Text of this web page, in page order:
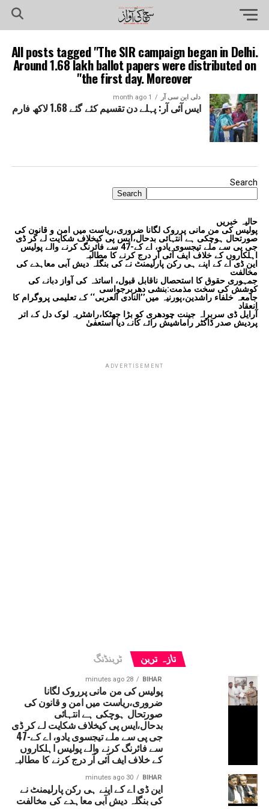
All posts tagged "The SIR campaign began in Delhi.
Around 1.68 lakh ballot papers were distributed on
the first day. Moreover"
دلی این سی آر 1 month ago
ایس آئی آر: پہلے دن تقسیم کئے گئے 1.68 لاکھ فارم
Search
Search
حالیہ خبریں
پولیس کی من مانی پرروک لگانا ضروری،ریاست میں امن و قانون کی
صورتحال ہوچکی ہے انتہائی بدحال،ایس پی کیخلاف شکایت لے کر ڈی
جی پی سے ملے تیجسوی یادو، اے کے-47 سے فائرنگ کرنے والے پولیس
اہلکاروں کے خلاف ایف آئی آر درج کرنے کا مطالبہ
این ڈی اے کے اپنے ہی رکن پارلیمنٹ نے کی بنگلہ دیش آبی معاہدے کی
مخالفت
جمہوری حقوق کا استحصال ناقابل قبول، اساتذہ کی آواز دبانے کی
کوشش کی سخت مذمت:بنشی دھربرجواسی
جامعہ خلفاء راشدین،پورنیہ میں’’النادی العربی‘‘ کے تعلیمی پروگرام کا
انعقاد
آرایل ڈی سربراہ جینت چودھری کو بڑا جھٹکا،راشٹریہ لوک دل کے اتر
پردیش صدر ڈاکٹر راماشیش رائے کانے دیا استعفیٰ
ADVERTISEMENT
تازہ ترین ٹرینڈنگ
BIHAR
28 minutes ago
پولیس کی من مانی پرروک لگانا
ضروری،ریاست میں امن و قانون کی
صورتحال ہوچکی ہے انتہائی
بدحال،ایس پی کیخلاف شکایت لے کر ڈی
جی پی سے ملے تیجسوی یادو، اے کے-47
سے فائرنگ کرنے والے پولیس اہلکاروں
کے خلاف ایف آئی آر درج کرنے کا مطالبہ
BIHAR
30 minutes ago
این ڈی اے کے اپنے ہی رکن پارلیمنٹ نے
کی بنگلہ دیش آبی معاہدے کی مخالفت